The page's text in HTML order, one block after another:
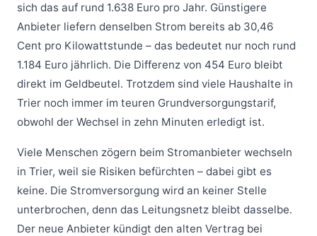
sich das auf rund 1.638 Euro pro Jahr. Günstigere
Anbieter liefern denselben Strom bereits ab 30,46
Cent pro Kilowattstunde – das bedeutet nur noch rund
1.184 Euro jährlich. Die Differenz von 454 Euro bleibt
direkt im Geldbeutel. Trotzdem sind viele Haushalte in
Trier noch immer im teuren Grundversorgungstarif,
obwohl der Wechsel in zehn Minuten erledigt ist.
Viele Menschen zögern beim Stromanbieter wechseln
in Trier, weil sie Risiken befürchten – dabei gibt es
keine. Die Stromversorgung wird an keiner Stelle
unterbrochen, denn das Leitungsnetz bleibt dasselbe.
Der neue Anbieter kündigt den alten Vertrag bei